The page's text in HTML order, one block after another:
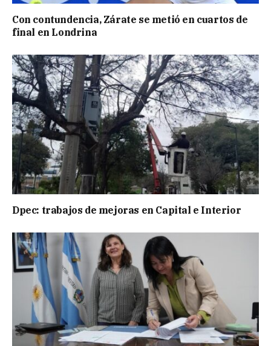
Con contundencia, Zárate se metió en cuartos de
final en Londrina
Dpec: trabajos de mejoras en Capital e Interior